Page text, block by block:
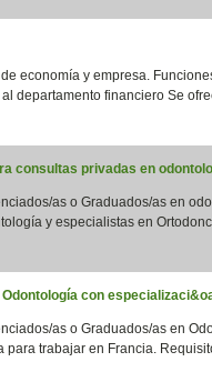
economía y empresa.
departamento financiero Se
consultas privadas en
as o Graduados/as en
y especialistas en
con
as o Graduados/as en
trabajar en Francia.